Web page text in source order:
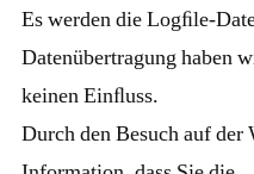
Es werden die Logﬁle-
Datenübertragung haben
keinen Einﬂuss.
Durch den Besuch auf der